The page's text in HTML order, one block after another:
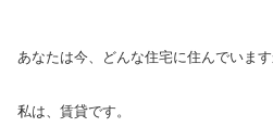
あなたは今、どんな住宅に住んでいま
私は、賃貸です。